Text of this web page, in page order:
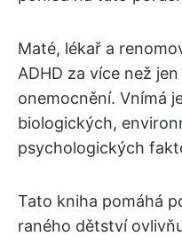
Maté, lékař a
ADHD za více než
onemocnění. Vnímá
biologických,
psychologických
Tato kniha pomáhá
raného dětství